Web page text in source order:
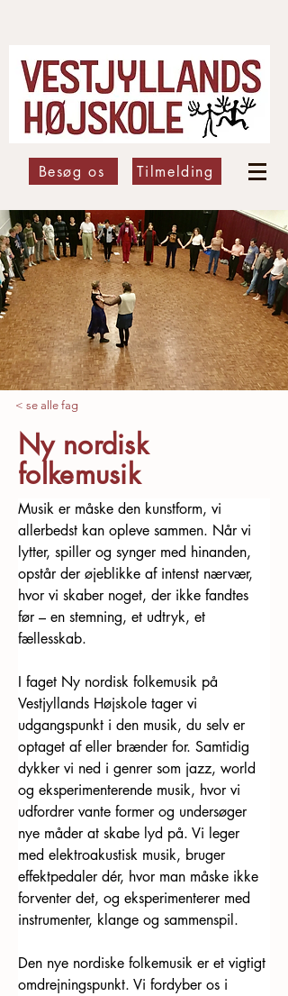
Besøg os Tilmelding
< se alle fag
Ny nordisk
folkemusik
Musik er måske den kunstform, vi
allerbedst kan opleve sammen. Når vi
lytter, spiller og synger med hinanden,
opstår der øjeblikke af intenst nærvær,
hvor vi skaber noget, der ikke fandtes
før – en stemning, et udtryk, et
fællesskab.
I faget Ny nordisk folkemusik på
Vestjyllands Højskole tager vi
udgangspunkt i den musik, du selv er
optaget af eller brænder for. Samtidig
dykker vi ned i genrer som jazz, world
og eksperimenterende musik, hvor vi
udfordrer vante former og undersøger
nye måder at skabe lyd på. Vi leger
med elektroakustisk musik, bruger
effektpedaler dér, hvor man måske ikke
forventer det, og eksperimenterer med
instrumenter, klange og sammenspil.
Den nye nordiske folkemusik er et vigtigt
omdrejningspunkt. Vi fordyber os i